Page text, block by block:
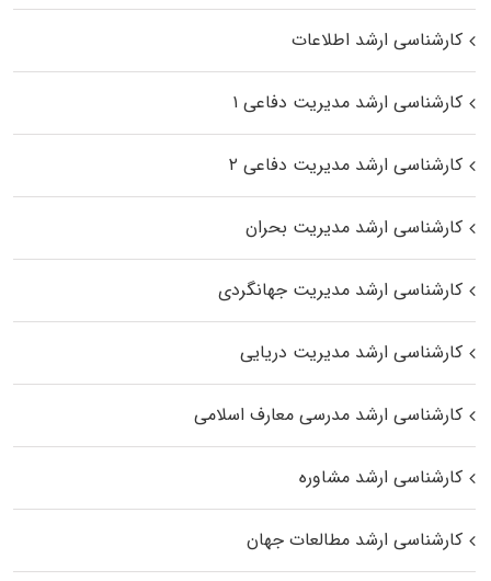
کارشناسی ارشد اطلاعات
کارشناسی ارشد مدیریت دفاعی ۱
کارشناسی ارشد مدیریت دفاعی ۲
کارشناسی ارشد مدیریت بحران
کارشناسی ارشد مدیریت جهانگردی
کارشناسی ارشد مدیریت دریایی
کارشناسی ارشد مدرسی معارف اسلامی
کارشناسی ارشد مشاوره
کارشناسی ارشد مطالعات جهان